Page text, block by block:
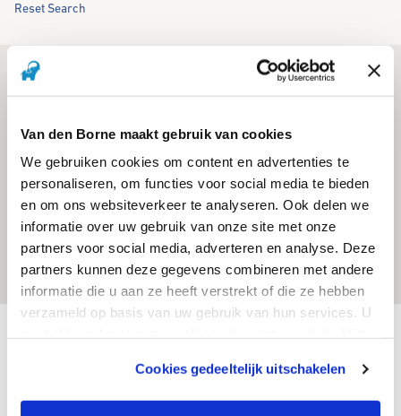
Van den Borne maakt gebruik van cookies
We gebruiken cookies om content en advertenties te
personaliseren, om functies voor social media te bieden
en om ons websiteverkeer te analyseren. Ook delen we
informatie over uw gebruik van onze site met onze
partners voor social media, adverteren en analyse. Deze
partners kunnen deze gegevens combineren met andere
informatie die u aan ze heeft verstrekt of die ze hebben
verzameld op basis van uw gebruik van hun services. U
We werken samen met12 derdendie uw gegevens
Cookies gedeeltelijk uitschakelen
Reset Search
Kassproeiers
bevochtiging van gewassen in kassen en tunnels. Ze zorgen voor een
een gezonde plantengroei. Van den Borne biedt een compleet
assortiment aan sproeiers voor verschillende waterafgiftes en
drukniveaus voor nauwkeurige afstemming op elke teelt. De
producten zijn eenvoudig te installeren, betrouwbaar in gebruik en
bestand tegen de omstandigheden in de kas – voor een optimale groei
met minimaal waterverbruik.